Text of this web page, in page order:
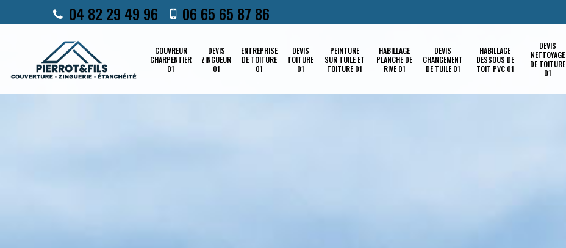
04 82 29 49 96 06 65 65 87 86
COUVREUR
CHARPENTIER
01
DEVIS
ZINGUEUR
01
ENTREPRISE
DE TOITURE
01
DEVIS
TOITURE
01
PEINTURE
SUR TUILE ET
TOITURE 01
HABILLAGE
PLANCHE DE
RIVE 01
DEVIS
CHANGEMENT
DE TUILE 01
HABILLAGE
DESSOUS DE
TOIT PVC 01
DEVIS
NETTOYAGE
DE TOITURE
01